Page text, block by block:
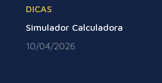
DICAS
Simulador Calculadora
10/04/2026